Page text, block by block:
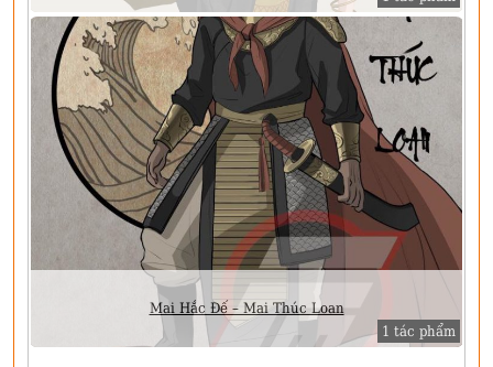
Mai Hắc Đế – Mai Thúc Loan
1 tác phẩm